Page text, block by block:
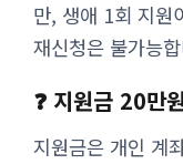
만, 생애 1회 지원
재신청은 불가능
❓ 지원금 20만
지원금은 개인 계